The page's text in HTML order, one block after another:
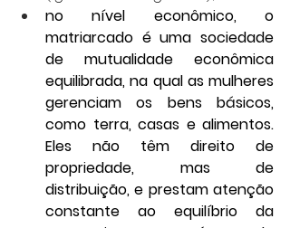
no nível econômico, o
matriarcado é uma sociedade
de mutualidade econômica
equilibrada, na qual as mulheres
gerenciam os bens básicos,
como terra, casas e alimentos.
Eles não têm direito de
propriedade, mas de
distribuição, e prestam atenção
constante ao equilíbrio da